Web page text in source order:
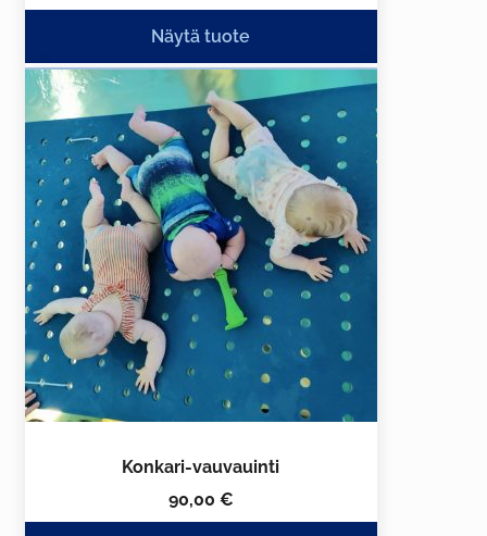
Näytä tuote
Konkari-vauvauinti
90,00 €
Tällä
tuotteella
on
useampi
muunnelma.
Voit
tehdä
valinnat
tuotteen
sivulla.